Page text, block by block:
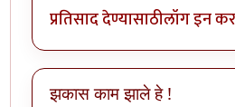
प्रतिसाद देण्यासाठीलॉग इन
झकास काम झाले हे !